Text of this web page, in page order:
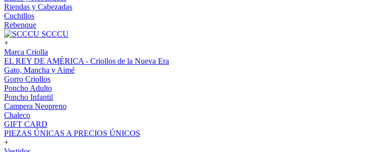
Riendas y Cabezadas
Cuchillos
Rebenque
SCCCU
+
Marca Criolla
EL REY DE AMÉRICA - Criollos de la Nueva Era
Gato, Mancha y Aimé
Gorro Criollos
Poncho Adulto
Poncho Infantil
Campera Neopreno
Chaleco
GIFT CARD
PIEZAS ÚNICAS A PRECIOS ÚNICOS
+